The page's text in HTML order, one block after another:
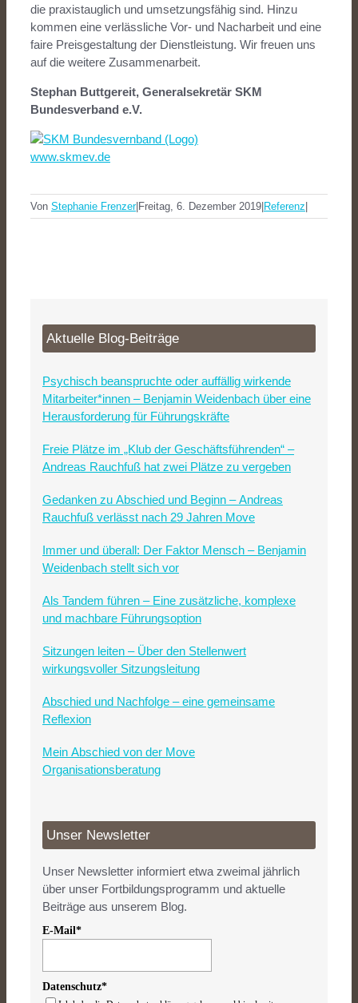
die praxistauglich und umsetzungsfähig sind. Hinzu
kommen eine verlässliche Vor- und Nacharbeit und eine
faire Preisgestaltung der Dienstleistung. Wir freuen uns
auf die weitere Zusammenarbeit.
Stephan Buttgereit, Generalsekretär SKM
Bundesverband e.V.
www.skmev.de
Von Stephanie Frenzer| Freitag, 6. Dezember 2019 Referenz
Aktuelle Blog-Beiträge
Psychisch beanspruchte oder auffällig wirkende
Mitarbeiter*innen – Benjamin Weidenbach über eine
Herausforderung für Führungskräfte
Freie Plätze im „Klub der Geschäftsführenden“ –
Andreas Rauchfuß hat zwei Plätze zu vergeben
Gedanken zu Abschied und Beginn – Andreas
Rauchfuß verlässt nach 29 Jahren Move
Immer und überall: Der Faktor Mensch – Benjamin
Weidenbach stellt sich vor
Als Tandem führen – Eine zusätzliche, komplexe
und machbare Führungsoption
Sitzungen leiten – Über den Stellenwert
wirkungsvoller Sitzungsleitung
Abschied und Nachfolge – eine gemeinsame
Reflexion
Mein Abschied von der Move
Organisationsberatung
Unser Newsletter
Unser Newsletter informiert etwa zweimal jährlich
über unser Fortbildungsprogramm und aktuelle
Beiträge aus unserem Blog.
E-Mail*
Datenschutz*